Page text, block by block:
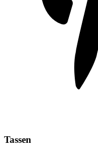
Tassen